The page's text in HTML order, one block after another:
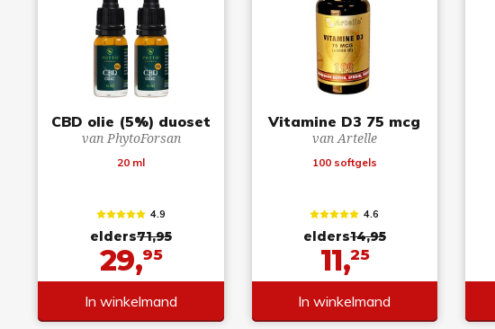
CBD olie (5%) duoset
van PhytoForsan
20 ml
4.9
elders71,95
29,95
In winkelmand
Vitamine D3 75 mcg
van Artelle
100 softgels
4.6
elders14,95
11,25
In winkelmand